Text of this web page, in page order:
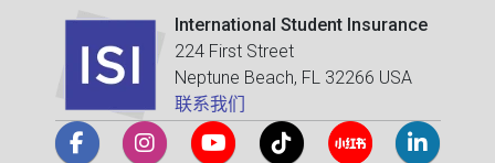
International Student Insurance
224 First Street
Neptune Beach, FL 32266 USA
联系我们